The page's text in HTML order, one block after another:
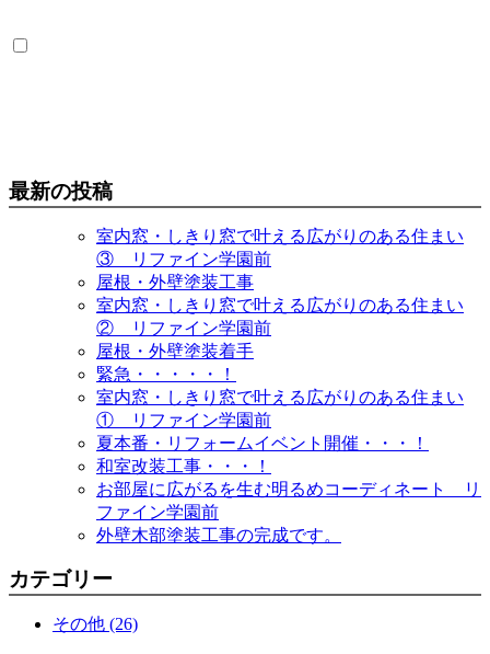
最新の投稿
室内窓・しきり窓で叶える広がりのある住まい
③ リファイン学園前
屋根・外壁塗装工事
室内窓・しきり窓で叶える広がりのある住まい
② リファイン学園前
屋根・外壁塗装着手
緊急・・・・・！
室内窓・しきり窓で叶える広がりのある住まい
① リファイン学園前
夏本番・リフォームイベント開催・・・！
和室改装工事・・・！
お部屋に広がるを生む明るめコーディネート リ
ファイン学園前
外壁木部塗装工事の完成です。
カテゴリー
その他 (26)